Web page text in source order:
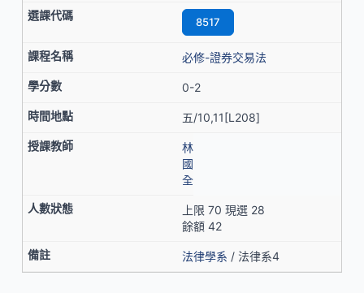
8517
必修-證券交易法
0-2
五/10,11[L208]
林
國
全
上限 70 現選 28
餘額 42
法律學系 / 法律系4